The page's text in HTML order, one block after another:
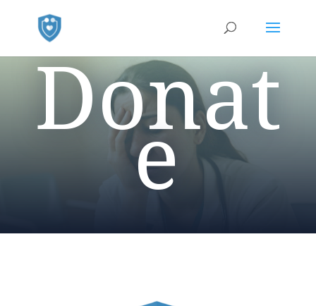
Donat
e